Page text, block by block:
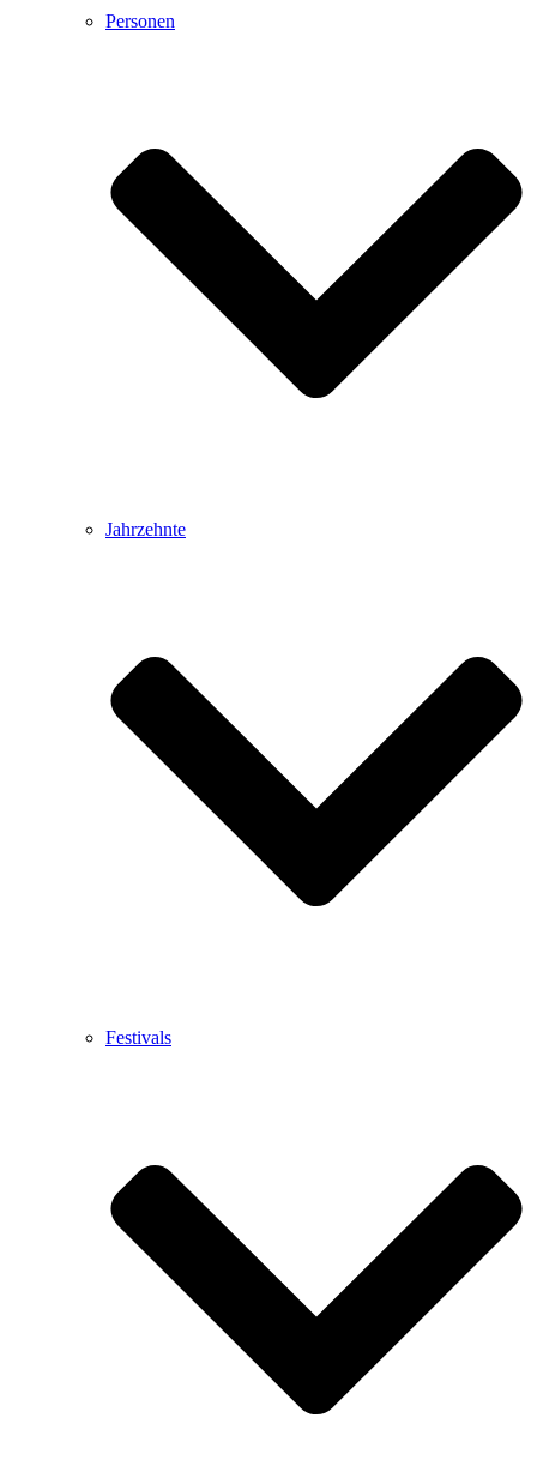
Personen
Jahrzehnte
Festivals